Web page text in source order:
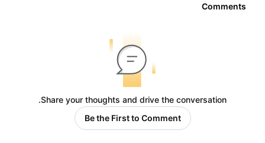
Comments
Share your thoughts and drive the conversation.
Be the First to Comment